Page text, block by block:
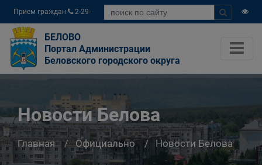
Прием граждан
2-29-
04
БЕЛОВО
Портал Администрации
Беловского городского округа
Новости Белова
Главная Официально Новости Белова